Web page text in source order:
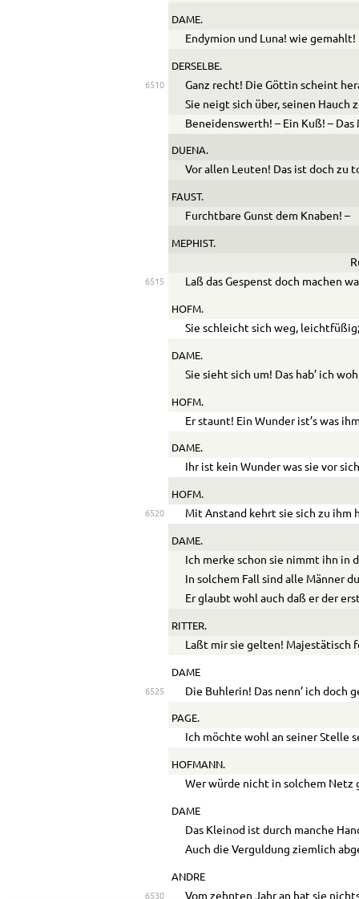
DAME.
Endymion und Luna! wie gemahlt!
DERSELBE.
6510
Ganz recht! Die Göttin scheint
Sie neigt sich über, seinen Hauch
Beneidenswerth! – Ein Kuß! – Das
DUENA.
Vor allen Leuten! Das ist doch zu
FAUST.
Furchtbare Gunst dem Knaben! –
MEPHIST.
6515 Laß das Gespenst doch machen
HOFM.
Sie schleicht sich weg,
DAME.
Sie sieht sich um! Das hab’ ich
HOFM.
Er staunt! Ein Wunder ist’s was
DAME.
Ihr ist kein Wunder was sie vor
HOFM.
6520 Mit Anstand kehrt sie sich zu ihm
DAME.
Ich merke schon sie nimmt ihn in
In solchem Fall sind alle Männer
Er glaubt wohl auch daß er der
RITTER.
Laßt mir sie gelten! Majestätisch
DAME
6525 Die Buhlerin! Das nenn’ ich doch
PAGE.
Ich möchte wohl an seiner Stelle
HOFMANN.
Wer würde nicht in solchem Netz
DAME
Das Kleinod ist durch manche
Auch die Verguldung ziemlich
ANDRE
6530 Vom zehnten Jahr an hat sie